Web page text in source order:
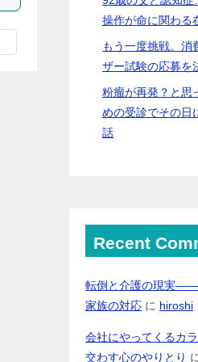
操作が命に関わる
もう一度挑戦。消
ザー試験の応募を
粉瘤が再発？と
めの受診でその日
話
Recent
転倒と介護の現実――
家族の対応 に hiroshi
会社にやってくるカ
交わす心のやりとり